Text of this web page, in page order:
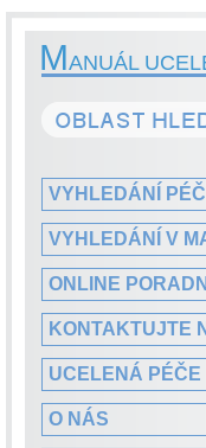
MANUÁL
VYHLEDÁNÍ
VYHLEDÁNÍ V
ONLINE
KONTAKTUJTE
UCELENÁ PÉČE
O NÁS